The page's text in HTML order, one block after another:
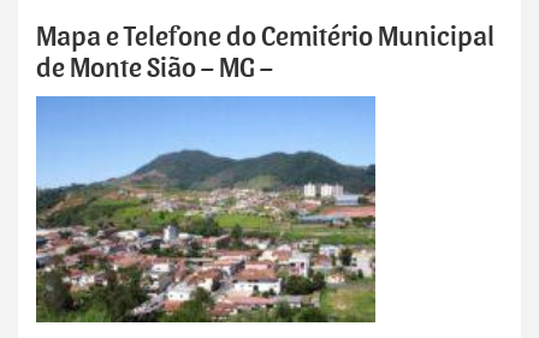
Mapa e Telefone do Cemitério Municipal
de Monte Sião – MG –